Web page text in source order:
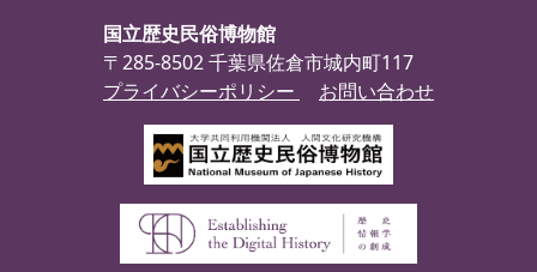
国立歴史民俗博物館
〒285-8502 千葉県佐倉市城内町117
プライバシーポリシー
お問い合わせ